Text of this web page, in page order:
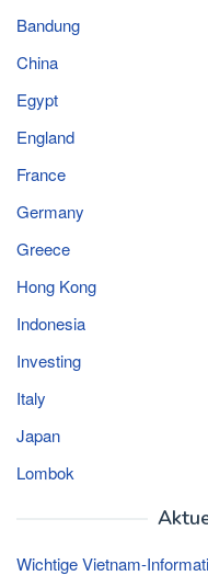
Bandung
China
Egypt
England
France
Germany
Greece
Hong Kong
Indonesia
Investing
Italy
Japan
Lombok
Wichtige Vietnam-